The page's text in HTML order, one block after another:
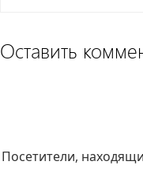
Оставить
Посетители,